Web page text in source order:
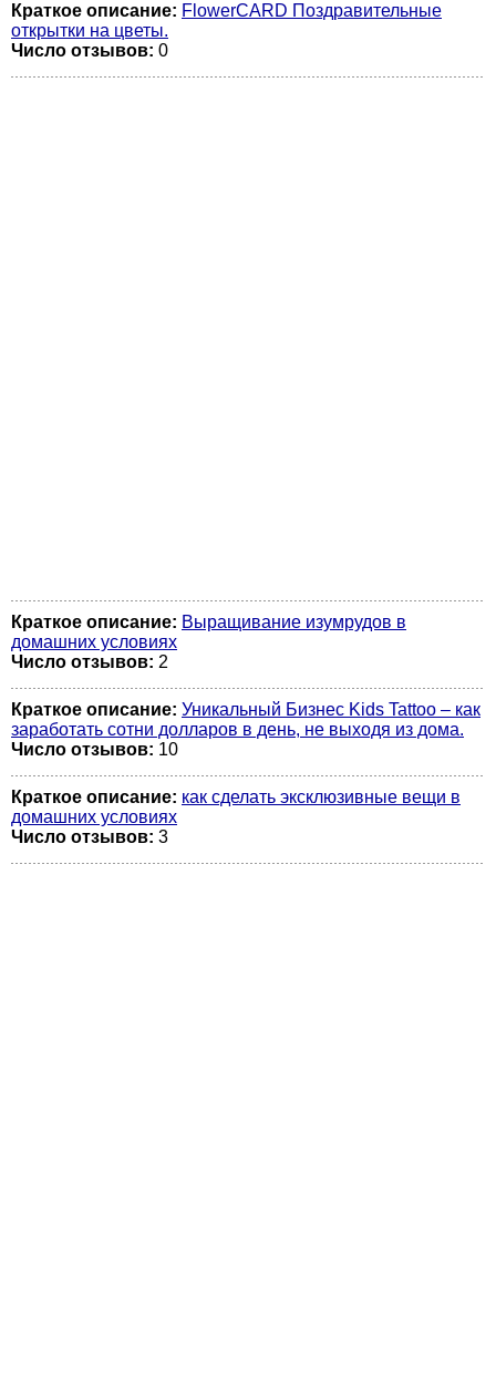
Краткое описание: FlowerCARD Поздравительные
открытки на цветы.
Число отзывов: 0
Краткое описание: Выращивание изумрудов в
домашних условиях
Число отзывов: 2
Краткое описание: Уникальный Бизнес Kids Tattoo – как
заработать сотни долларов в день, не выходя из дома.
Число отзывов: 10
Краткое описание: как сделать эксклюзивные вещи в
домашних условиях
Число отзывов: 3